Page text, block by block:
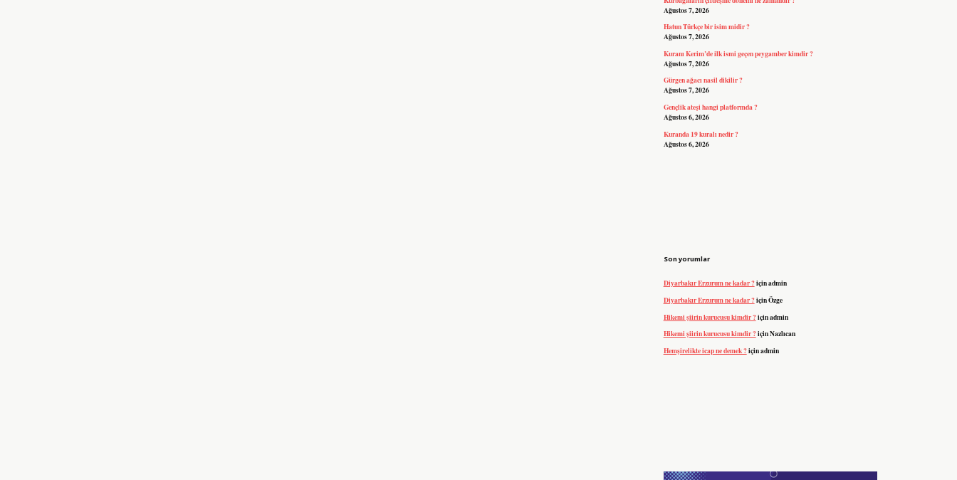
Ağustos 7, 2026
Hatun Türkçe bir isim midir ?
Ağustos 7, 2026
Kuranı Kerim’de ilk ismi geçen peygamber kimdir ?
Ağustos 7, 2026
Gürgen ağacı nasil dikilir ?
Ağustos 7, 2026
Gençlik ateşi hangi platformda ?
Ağustos 6, 2026
Kuranda 19 kuralı nedir ?
Ağustos 6, 2026
Son yorumlar
Diyarbakır Erzurum ne kadar ?içinadmin
Diyarbakır Erzurum ne kadar ?içinÖzge
Hikemi şiirin kurucusu kimdir ?içinadmin
Hikemi şiirin kurucusu kimdir ?içinNazlıcan
Hemşirelikte icap ne demek ?içinadmin